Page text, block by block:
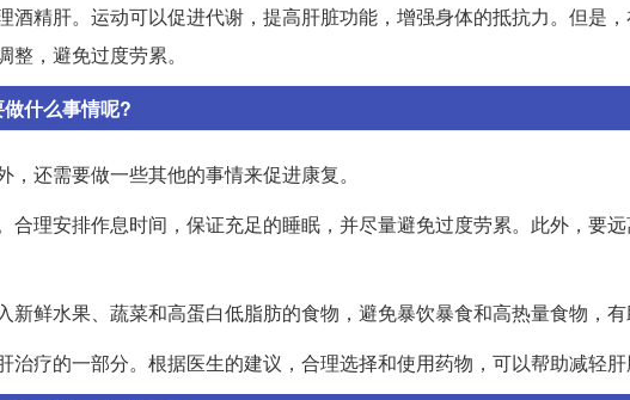
酒精肝。运动可以促进代谢，提高肝脏功能，增强身体的抵抗力。但是
，避免过度劳累。
什么事情呢?
还需要做一些其他的事情来促进康复。
合理安排作息时间，保证充足的睡眠，并尽量避免过度劳累。此外，要
鲜水果、蔬菜和高蛋白低脂肪的食物，避免暴饮暴食和高热量食物，有
治疗的一部分。根据医生的建议，合理选择和使用药物，可以帮助减轻肝